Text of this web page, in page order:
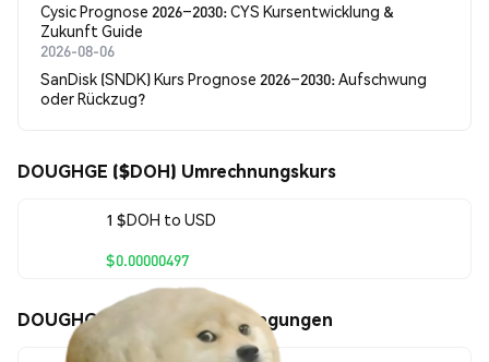
Cysic Prognose 2026–2030: CYS Kursentwicklung &
Zukunft Guide
2026-08-06
SanDisk (SNDK) Kurs Prognose 2026–2030: Aufschwung
oder Rückzug?
DOUGHGE ($DOH) Umrechnungskurs
1 $DOH to USD
$0.00000497
DOUGHGE ($DOH) Kursbewegungen